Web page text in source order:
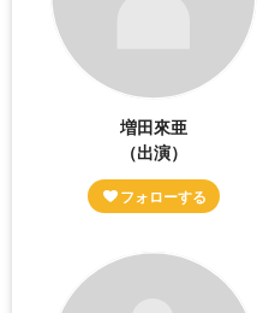
増田來亜
（出演）